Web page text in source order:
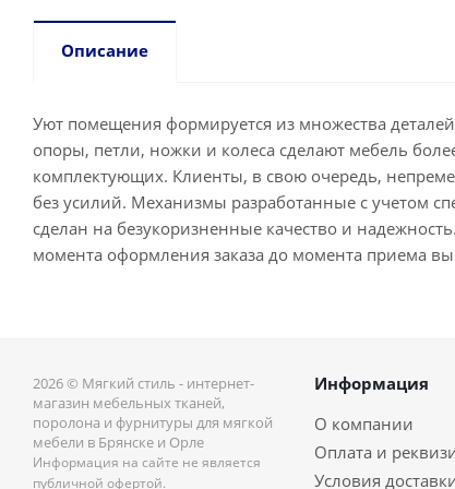
Описание
Уют помещения формируется из множества
опоры, петли, ножки и колеса сделают мебель
комплектующих. Клиенты, в свою очередь,
без усилий. Механизмы разработанные с учетом
сделан на безукоризненные качество и
момента оформления заказа до момента приема
2026 © Мягкий стиль - интернет-
магазин мебельных тканей,
поролона и фурнитуры для мягкой
мебели в Брянске и Орле
Информация на сайте не является
публичной офертой.
Информация
О компании
Оплата и
Условия